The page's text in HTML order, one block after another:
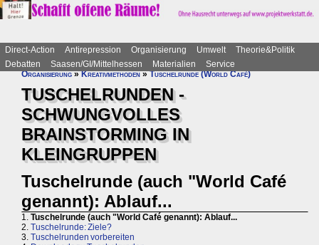
Direct-Action Antirepression Organisierung Umwelt
Theorie&Politik
Debatten
Saasen/GI/Mittelhessen Materialien
Service
Organisierung»Kreativmethoden»Tuschelrunde (World Café)
TUSCHELRUNDEN -
SCHWUNGVOLLES
BRAINSTORMING IN
KLEINGRUPPEN
Tuschelrunde (auch "World Café
genannt): Ablauf...
1. Tuschelrunde (auch "World Café genannt): Ablauf...
2. Tuschelrunde: Ziele?
3. Tuschelrunden vorbereiten